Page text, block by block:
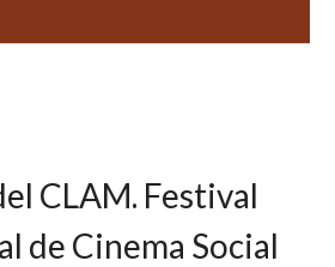
CLAM. Festival
de Cinema Social